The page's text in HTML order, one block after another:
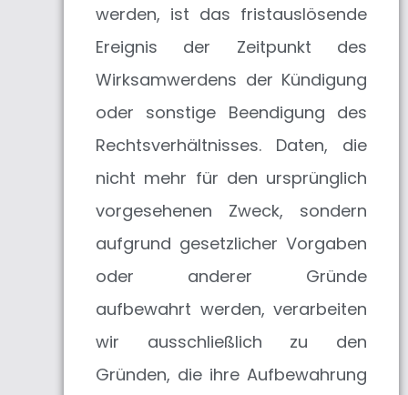
werden, ist das fristauslösende
Ereignis der Zeitpunkt des
Wirksamwerdens der Kündigung
oder sonstige Beendigung des
Rechtsverhältnisses. Daten, die
nicht mehr für den ursprünglich
vorgesehenen Zweck, sondern
aufgrund gesetzlicher Vorgaben
oder anderer Gründe
aufbewahrt werden, verarbeiten
wir ausschließlich zu den
Gründen, die ihre Aufbewahrung